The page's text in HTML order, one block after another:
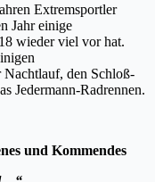
Extremsportler
Jahr einige
wieder viel vor hat.
Nachtlauf, den Schloß-
Jedermann-Radrennen.
und Kommendes